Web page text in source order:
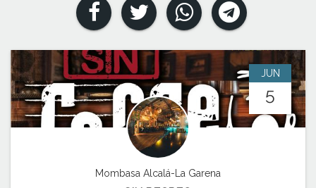
JUN
5
Mombasa Alcalá-La Garena